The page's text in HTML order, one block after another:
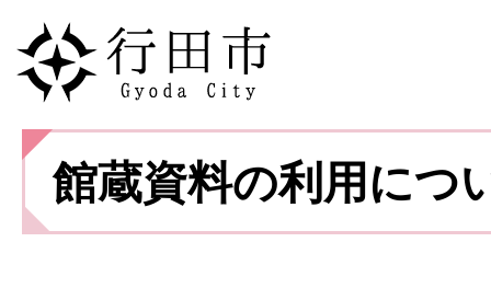
館蔵資料の利用につ